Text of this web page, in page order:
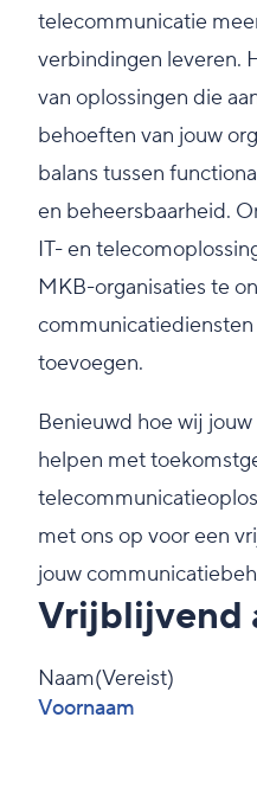
telecommunicatie
verbindingen leveren.
van oplossingen die
behoeften van jouw
balans tussen
en beheersbaarheid.
IT- en
MKB-organisaties te
toevoegen.
Benieuwd hoe wij
helpen met
met ons op voor een
jouw
Vrijblijvend
Naam(Vereist)
Voornaam